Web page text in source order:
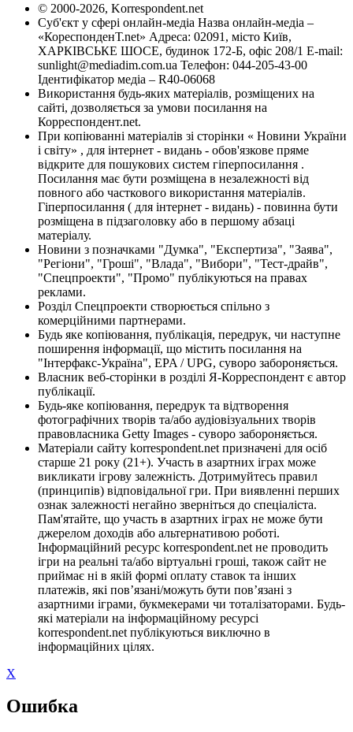
© 2000-2026, Korrespondent.net
Суб'єкт у сфері онлайн-медіа Назва онлайн-медіа –
«КореспонденТ.net» Адреса: 02091, місто Київ,
ХАРКІВСЬКЕ ШОСЕ, будинок 172-Б, офіс 208/1 E-mail:
sunlight@mediadim.com.ua Телефон: 044-205-43-00
Ідентифікатор медіа – R40-06068
Використання будь-яких матеріалів, розміщених на
сайті, дозволяється за умови посилання на
Корреспондент.net.
При копіюванні матеріалів зі сторінки « Новини України
і світу» , для інтернет - видань - обов'язкове пряме
відкрите для пошукових систем гіперпосилання .
Посилання має бути розміщена в незалежності від
повного або часткового використання матеріалів.
Гіперпосилання ( для інтернет - видань) - повинна бути
розміщена в підзаголовку або в першому абзаці
матеріалу.
Новини з позначками "Думка", "Експертиза", "Заява",
"Регіони", "Гроші", "Влада", "Вибори", "Тест-драйв",
"Спецпроекти", "Промо" публікуються на правах
реклами.
Розділ Спецпроекти створюється спільно з
комерційними партнерами.
Будь яке копіювання, публікація, передрук, чи наступне
поширення інформації, що містить посилання на
"Інтерфакс-Україна", EPA / UPG, суворо забороняється.
Власник веб-сторінки в розділі Я-Корреспондент є автор
публікації.
Будь-яке копіювання, передрук та відтворення
фотографічних творів та/або аудіовізуальних творів
правовласника Getty Images - суворо забороняється.
Матеріали сайту korrespondent.net призначені для осіб
старше 21 року (21+). Участь в азартних іграх може
викликати ігрову залежність. Дотримуйтесь правил
(принципів) відповідальної гри. При виявленні перших
ознак залежності негайно зверніться до спеціаліста.
Пам'ятайте, що участь в азартних іграх не може бути
джерелом доходів або альтернативою роботі.
Інформаційний ресурс korrespondent.net не проводить
ігри на реальні та/або віртуальні гроші, також сайт не
приймає ні в якій формі оплату ставок та інших
платежів, які пов’язані/можуть бути пов’язані з
азартними іграми, букмекерами чи тоталізаторами. Будь-
які матеріали на інформаційному ресурсі
korrespondent.net публікуються виключно в
інформаційних цілях.
X
Ошибка